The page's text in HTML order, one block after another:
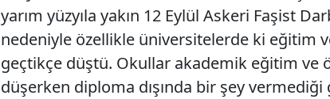
yarım yüzyıla yakın 12 Eylül Askeri Faşist
nedeniyle özellikle üniversitelerde ki eğitim
geçtikçe düştü. Okullar akademik eğitim ve
düşerken diploma dışında bir şey